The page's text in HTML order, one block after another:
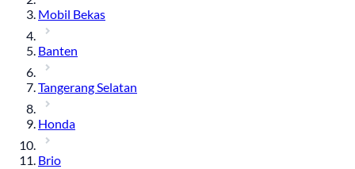
Mobil Bekas
Banten
Tangerang Selatan
Honda
Brio